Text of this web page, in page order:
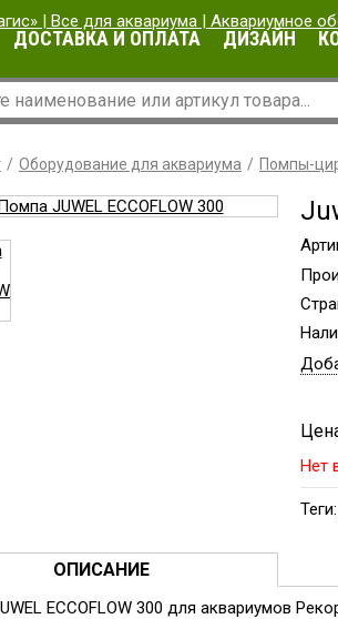
ДОСТАВКА И ОПЛАТА ДИЗАЙН
Оборудование для аквариума Помпы-
Нет
Теги:
ОПИСАНИЕ
ECCOFLOW 300 для аквариумов